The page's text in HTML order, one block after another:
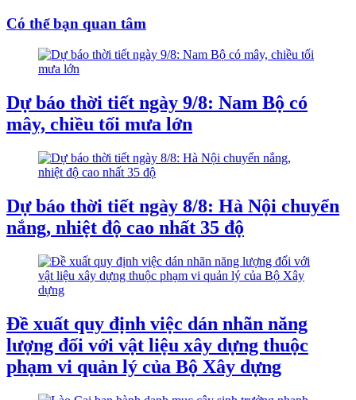
Có thể bạn quan tâm
Dự báo thời tiết ngày 9/8: Nam Bộ có
mây, chiều tối mưa lớn
Dự báo thời tiết ngày 8/8: Hà Nội chuyển
nắng, nhiệt độ cao nhất 35 độ
Đề xuất quy định việc dán nhãn năng
lượng đối với vật liệu xây dựng thuộc
phạm vi quản lý của Bộ Xây dựng